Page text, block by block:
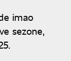
imao
sezone,